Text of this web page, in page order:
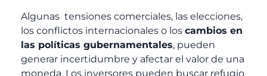
Algunas tensiones comerciales, las elecciones,
los conflictos internacionales o los cambios en
las políticas gubernamentales, pueden
generar incertidumbre y afectar el valor de una
moneda. Los inversores pueden buscar refugio